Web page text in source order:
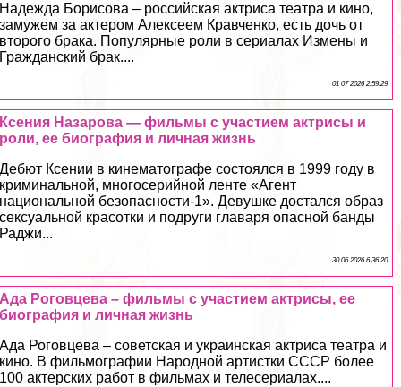
Надежда Борисова – российская актриса театра и кино,
замужем за актером Алексеем Кравченко, есть дочь от
второго бpaка. Популярные роли в сериалах Измены и
Гражданский бpaк....
01 07 2026 2:59:29
Ксения Назарова — фильмы с участием актрисы и
роли, ее биография и личная жизнь
Дебют Ксении в кинематографе состоялся в 1999 году в
криминальной, многосерийной ленте «Агент
национальной безопасности-1». Девушке достался образ
ceкcуальной красотки и подруги главаря опасной банды
Раджи...
30 06 2026 6:36:20
Ада Роговцева – фильмы с участием актрисы, ее
биография и личная жизнь
Ада Роговцева – советская и украинская актриса театра и
кино. В фильмографии Народной артистки СССР более
100 актерских работ в фильмах и телесериалах....